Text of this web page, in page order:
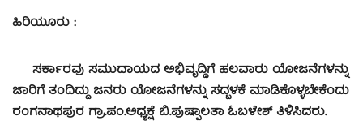
ಹಿರಿಯೂರು :
ಸರ್ಕಾರವು ಸಮುದಾಯದ ಅಭಿವೃದ್ಧಿಗೆ ಹಲವಾರು ಯೋಜನೆಗಳನ್ನು
ಜಾರಿಗೆ ತಂದಿದ್ದು ಜನರು ಯೋಜನೆಗಳನ್ನು ಸದ್ಬಳಕೆ ಮಾಡಿಕೊಳ್ಳಬೇಕೆಂದು
ರಂಗನಾಥಪುರ ಗ್ರಾ.ಪಂ.ಅಧ್ಯಕ್ಷೆ ಬಿ.ಪುಷ್ಪಾಲತಾ ಓಬಳೇಶ್ ತಿಳಿಸಿದರು.